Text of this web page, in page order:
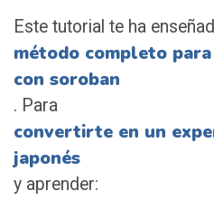
Este tutorial te ha
método completo
con soroban
. Para
convertirte en un
japonés
y aprender: